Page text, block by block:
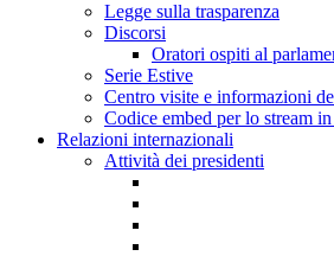
Legge sulla trasparenza
Discorsi
Oratori ospiti al
Serie Estive
Centro visite e informazioni
Codice embed per lo stream
Relazioni internazionali
Attività dei presidenti